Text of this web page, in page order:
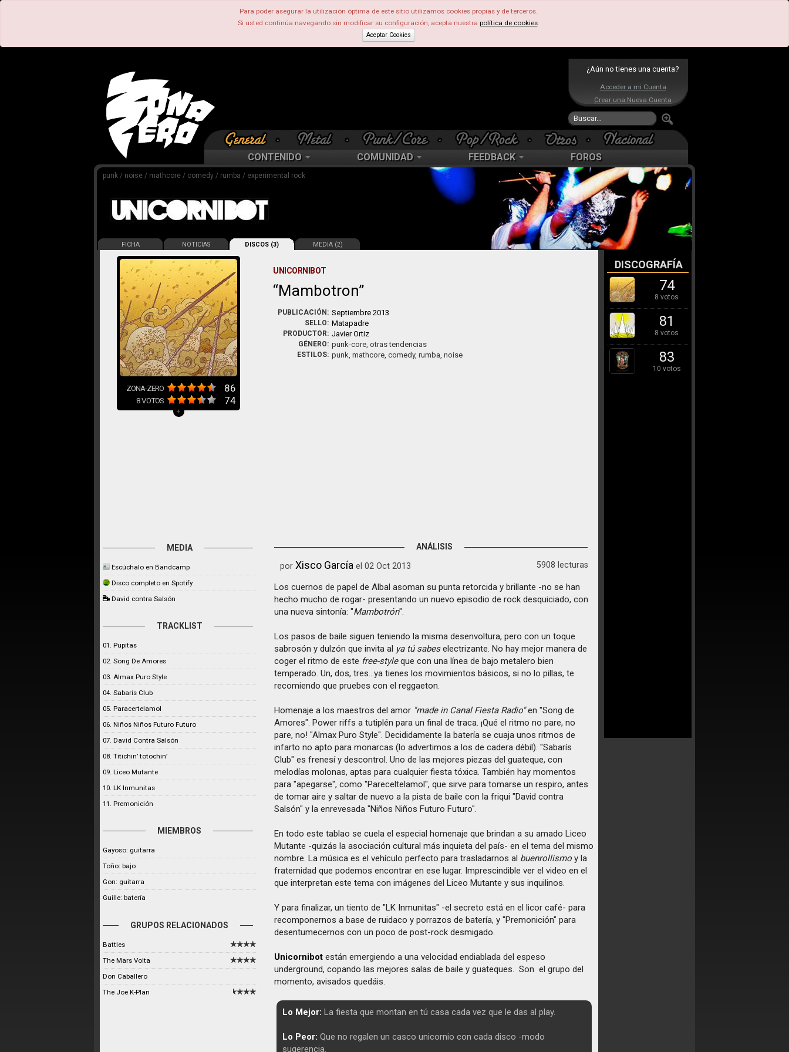
Para poder asegurar la utilización óptima de este sitio utilizamos cookies propias y de terceros.
Si usted continúa navegando sin modificar su configuración, acepta nuestra política de cookies.
Aceptar Cookies
¿Aún no tienes una cuenta?
Acceder a mi Cuenta
Crear una Nueva Cuenta
CONTENIDO COMUNIDAD FEEDBACK FOROS
punk / noise / mathcore / comedy / rumba / experimental rock
FICHA NOTICIAS DISCOS (3) MEDIA (2)
ZONA-ZERO 86
8VOTOS 74
+
UNICORNIBOT
Mambotron
PUBLICACIÓN: Septiembre 2013
SELLO: Matapadre
PRODUCTOR: Javier Ortiz
GÉNERO: punk-core, otras tendencias
ESTILOS: punk, mathcore, comedy, rumba, noise
MEDIA
Escúchalo en Bandcamp
Disco completo en Spotify
David contra Salsón
TRACKLIST
01. Pupitas
02. Song De Amores
03. Almax Puro Style
04. Sabarís Club
05. Paracertelamol
06. Niños Niños Futuro Futuro
07. David Contra Salsón
08. Titichin’ totochin’
09. Liceo Mutante
10. LK Inmunitas
11. Premonición
MIEMBROS
Gayoso: guitarra
Toño: bajo
Gon: guitarra
Guille: batería
GRUPOS RELACIONADOS
Battles
The Mars Volta
Don Caballero
The Joe K-Plan
ANÁLISIS
por Xisco García el 02 Oct 2013 5908 lecturas
Los cuernos de papel de Albal asoman su punta retorcida y brillante -no se han
hecho mucho de rogar- presentando un nuevo episodio de rock desquiciado, con
una nueva sintonía: "Mambotrón".
Los pasos de baile siguen teniendo la misma desenvoltura, pero con un toque
sabrosón y dulzón que invita al ya tú sabeselectrizante. No hay mejor manera de
coger el ritmo de este free-styleque con una línea de bajo metalero bien
temperado. Un, dos, tres...ya tienes los movimientos básicos, si no lo pillas, te
recomiendo que pruebes con el reggaeton.
Homenaje a los maestros del amor "made in Canal Fiesta Radio"en "Song de
Amores". Power riffs a tutiplén para un final de traca. ¡Qué el ritmo no pare, no
pare, no! "Almax Puro Style". Decididamente la batería se cuaja unos ritmos de
infarto no apto para monarcas (lo advertimos a los de cadera débil). "Sabarís
Club" es frenesí y descontrol. Uno de las mejores piezas del guateque, con
melodías molonas, aptas para cualquier fiesta tóxica. También hay momentos
para "apegarse", como "Pareceltelamol", que sirve para tomarse un respiro, antes
de tomar aire y saltar de nuevo a la pista de baile con la friqui "David contra
Salsón" y la enrevesada "Niños Niños Futuro Futuro".
En todo este tablao se cuela el especial homenaje que brindan a su amado Liceo
Mutante -quizás la asociación cultural más inquieta del país- en el tema del mismo
nombre. La música es el vehículo perfecto para trasladarnos al buenrollismo y la
fraternidad que podemos encontrar en ese lugar. Imprescindible ver el video en el
que interpretan este tema con imágenes del Liceo Mutante y sus inquilinos.
Y para finalizar, un tiento de "LK Inmunitas" -el secreto está en el licor café- para
recomponernos a base de ruidaco y porrazos de batería, y "Premonición" para
desentumecernos con un poco de post-rock desmigado.
Unicornibot están emergiendo a una velocidad endiablada del espeso
underground, copando las mejores salas de baile y guateques. Son el grupo del
momento, avisados quedáis.
Lo Mejor: La fiesta que montan en tú casa cada vez que le das al play.
Lo Peor: Que no regalen un casco unicornio con cada disco -modo
sugerencia.
DISCOGRAFÍA
74
8 votos
81
8 votos
83
10 votos